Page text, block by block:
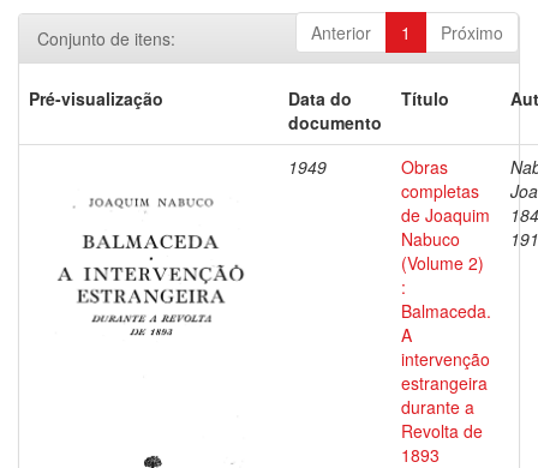
Anterior 1 Próximo
Conjunto de itens:
Pré-visualização
Data do
documento
Título
1949
Obras
completas
de Joaquim
Nabuco
(Volume 2)
:
Balmaceda.
A
intervenção
estrangeira
durante a
Revolta de
1893